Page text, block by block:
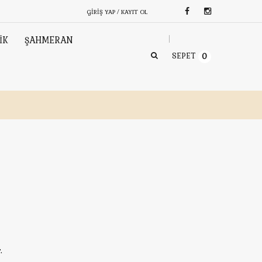
GIRIŞ YAP / KAYIT OL
ŞAHMERAN
SEPET 0